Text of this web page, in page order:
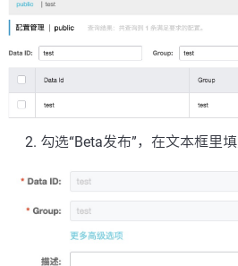
勾选“Beta发布”，在文本框里